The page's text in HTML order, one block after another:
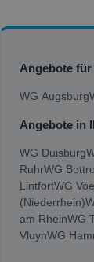
Angebote für
WG Augsburg
Angebote in
WG Duisburg
RuhrWG
LintfortWG
(Niederrhein)
am RheinWG
VluynWG